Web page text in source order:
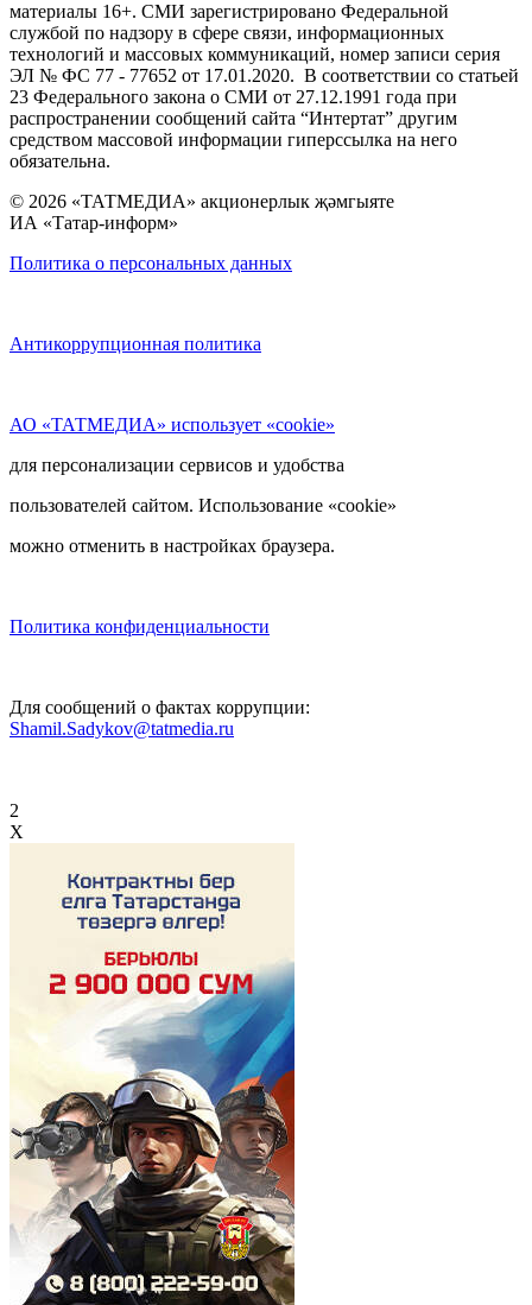
материалы 16+. СМИ зарегистрировано Федеральной
службой по надзору в сфере связи, информационных
технологий и массовых коммуникаций, номер записи серия
ЭЛ № ФС 77 - 77652 от 17.01.2020. В соответствии со статьей
23 Федерального закона о СМИ от 27.12.1991 года при
распространении сообщений сайта “Интертат” другим
средством массовой информации гиперссылка на него
обязательна.
© 2026 «ТАТМЕДИА» акционерлык җәмгыяте
ИА «Татар-информ»
Политика о персональных данных
Антикоррупционная политика
АО «ТАТМЕДИА» использует «cookie»
для персонализации сервисов и удобства
пользователей сайтом. Использование «cookie»
можно отменить в настройках браузера.
Политика конфиденциальности
Для сообщений о фактах коррупции:
Shamil.Sadykov@tatmedia.ru
2
X